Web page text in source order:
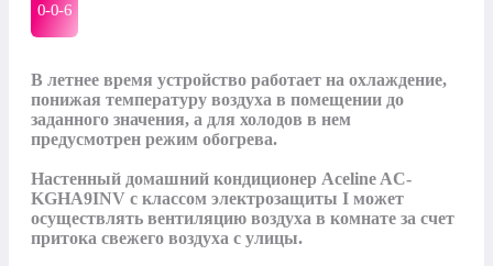
0-0-6
В летнее время устройство работает на охлаждение,
понижая температуру воздуха в помещении до
заданного значения, а для холодов в нем
предусмотрен режим обогрева.
Настенный домашний кондиционер Aceline AC-
KGHA9INV с классом электрозащиты I может
осуществлять вентиляцию воздуха в комнате за счет
притока свежего воздуха с улицы.